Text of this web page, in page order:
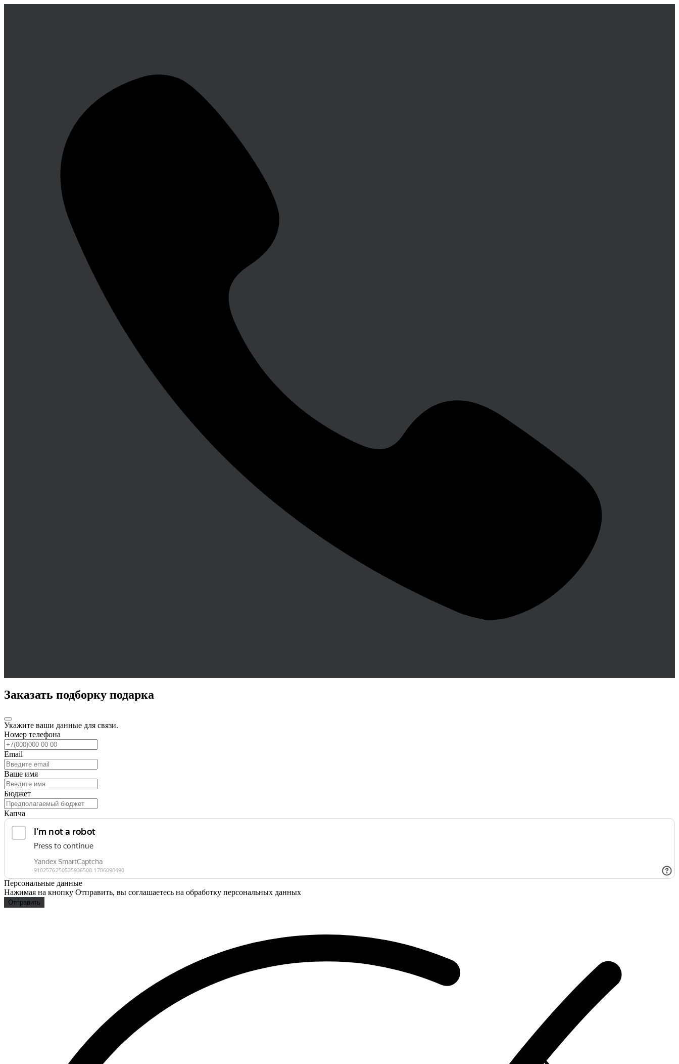
Заказать подборку подарка
Укажите ваши данные для связи.
Номер телефона
Email
Ваше имя
Бюджет
Капча
Персональные данные
Нажимая на кнопку Отправить, вы соглашаетесь на обработку персональных данных
Отправить